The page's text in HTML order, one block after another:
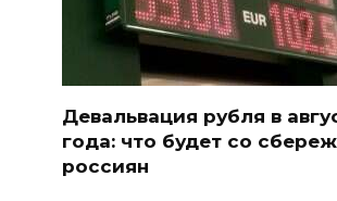
Девальвация рубля в
года: что будет со
россиян